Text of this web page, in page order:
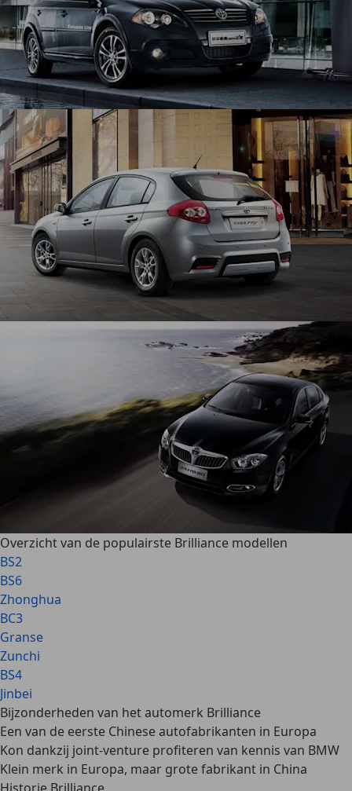
Overzicht van de populairste Brilliance modellen
BS2
BS6
Zhonghua
BC3
Granse
Zunchi
BS4
Jinbei
Bijzonderheden van het automerk Brilliance
Een van de eerste Chinese autofabrikanten in Europa
Kon dankzij joint-venture profiteren van kennis van BMW
Klein merk in Europa, maar grote fabrikant in China